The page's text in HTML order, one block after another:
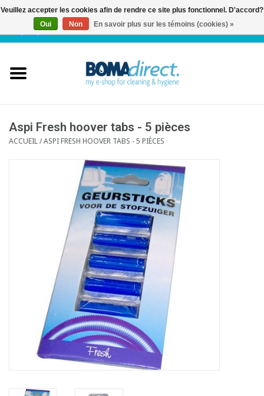
FR| 0 Articles
Service client
Aspi Fresh hoover tabs - 5 pièces
ACCUEIL/ASPI FRESH HOOVER TABS - 5 PIÈCES
Veuillez accepter les cookies afin de rendre ce site plus fonctionnel. D'accord?
Oui
Non En savoir plus sur les témoins (cookies) »